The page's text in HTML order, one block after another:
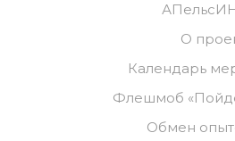
О
Календарь
Флешмоб
Обмен